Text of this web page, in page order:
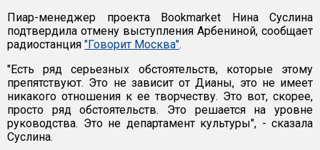
Пиар-менеджер проекта Bookmarket Нина Суслина
подтвердила отмену выступления Арбениной, сообщает
радиостанция "Говорит Москва".
"Есть ряд серьезных обстоятельств, которые этому
препятствуют. Это не зависит от Дианы, это не имеет
никакого отношения к ее творчеству. Это вот, скорее,
просто ряд обстоятельств. Это решается на уровне
руководства. Это не департамент культуры", - сказала
Суслина.